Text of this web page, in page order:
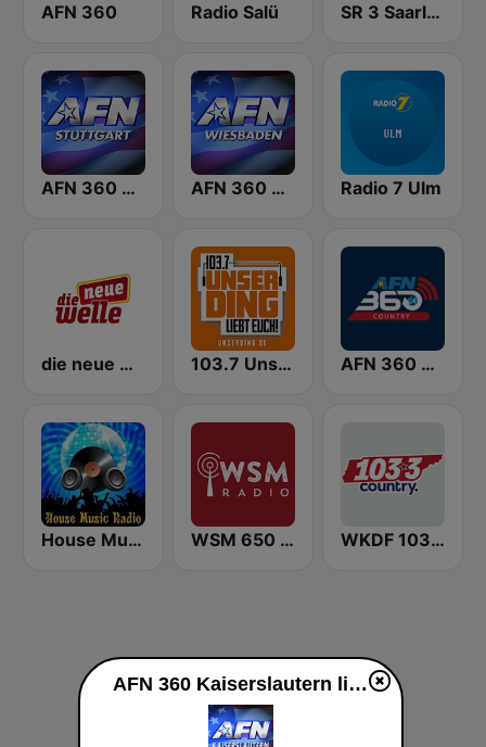
AFN 360 Radio Salü SR 3 Saarlandwelle
AFN 360 Stuttgart AFN 360 Wiesbaden Radio 7 Ulm
die neue welle 103.7 UnserDing AFN 360 Country
House Music Radio WSM 650 AM WKDF 103.3 Country
AFN 360 Kaiserslautern live